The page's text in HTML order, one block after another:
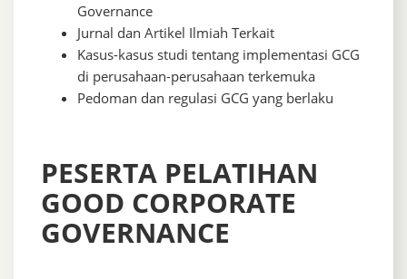
Governance
Jurnal dan Artikel Ilmiah Terkait
Kasus-kasus studi tentang implementasi GCG
di perusahaan-perusahaan terkemuka
Pedoman dan regulasi GCG yang berlaku
PESERTA PELATIHAN
GOOD CORPORATE
GOVERNANCE